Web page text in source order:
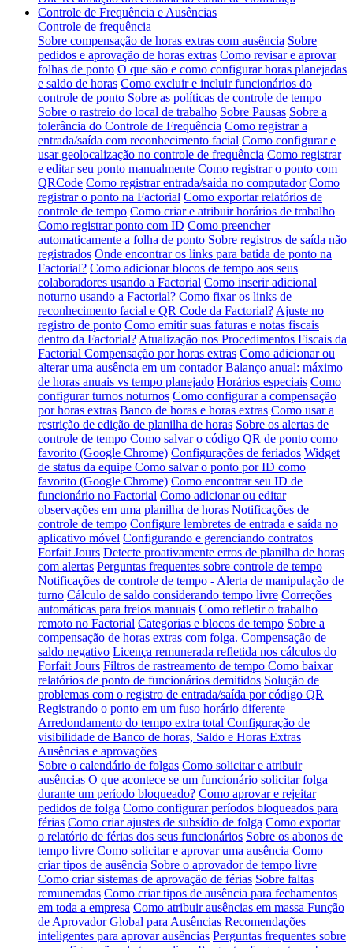
Controle de Frequência e Ausências
Controle de frequência
Sobre compensação de horas extras com ausência Sobre
pedidos e aprovação de horas extras Como revisar e aprovar
folhas de ponto O que são e como configurar horas planejadas
e saldo de horas Como excluir e incluir funcionários do
controle de ponto Sobre as políticas de controle de tempo
Sobre o rastreio do local de trabalho Sobre Pausas Sobre a
tolerância do Controle de Frequência Como registrar a
entrada/saída com reconhecimento facial Como configurar e
usar geolocalização no controle de frequência Como registrar
e editar seu ponto manualmente Como registrar o ponto com
QRCode Como registrar entrada/saída no computador Como
registrar o ponto na Factorial Como exportar relatórios de
controle de tempo Como criar e atribuir horários de trabalho
Como registrar ponto com ID Como preencher
automaticamente a folha de ponto Sobre registros de saída não
registrados Onde encontrar os links para batida de ponto na
Factorial? Como adicionar blocos de tempo aos seus
colaboradores usando a Factorial Como inserir adicional
noturno usando a Factorial? Como fixar os links de
reconhecimento facial e QR Code da Factorial? Ajuste no
registro de ponto Como emitir suas faturas e notas fiscais
dentro da Factorial? Atualização nos Procedimentos Fiscais da
Factorial Compensação por horas extras Como adicionar ou
alterar uma ausência em um contador Balanço anual: máximo
de horas anuais vs tempo planejado Horários especiais Como
configurar turnos noturnos Como configurar a compensação
por horas extras Banco de horas e horas extras Como usar a
restrição de edição de planilha de horas Sobre os alertas de
controle de tempo Como salvar o código QR de ponto como
favorito (Google Chrome) Configurações de feriados Widget
de status da equipe Como salvar o ponto por ID como
favorito (Google Chrome) Como encontrar seu ID de
funcionário no Factorial Como adicionar ou editar
observações em uma planilha de horas Notificações de
controle de tempo Configure lembretes de entrada e saída no
aplicativo móvel Configurando e gerenciando contratos
Forfait Jours Detecte proativamente erros de planilha de horas
com alertas Perguntas frequentes sobre controle de tempo
Notificações de controle de tempo - Alerta de manipulação de
turno Cálculo de saldo considerando tempo livre Correções
automáticas para freios manuais Como refletir o trabalho
remoto no Factorial Categorias e blocos de tempo Sobre a
compensação de horas extras com folga. Compensação de
saldo negativo Licença remunerada refletida nos cálculos do
Forfait Jours Filtros de rastreamento de tempo Como baixar
relatórios de ponto de funcionários demitidos Solução de
problemas com o registro de entrada/saída por código QR
Registrando o ponto em um fuso horário diferente
Arredondamento do tempo extra total Configuração de
visibilidade de Banco de horas, Saldo e Horas Extras
Ausências e aprovações
Sobre o calendário de folgas Como solicitar e atribuir
ausências O que acontece se um funcionário solicitar folga
durante um período bloqueado? Como aprovar e rejeitar
pedidos de folga Como configurar períodos bloqueados para
férias Como criar ajustes de subsídio de folga Como exportar
o relatório de férias dos seus funcionários Sobre os abonos de
tempo livre Como solicitar e aprovar uma ausência Como
criar tipos de ausência Sobre o aprovador de tempo livre
Como criar sistemas de aprovação de férias Sobre faltas
remuneradas Como criar tipos de ausência para fechamentos
em toda a empresa Como atribuir ausências em massa Função
de Aprovador Global para Ausências Recomendações
inteligentes para aprovar ausências Perguntas frequentes sobre